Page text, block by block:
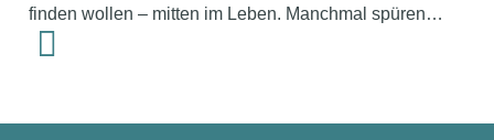
finden wollen – mitten im Leben. Manchmal spüren…